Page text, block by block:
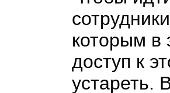
которым в
доступ к
устареть.